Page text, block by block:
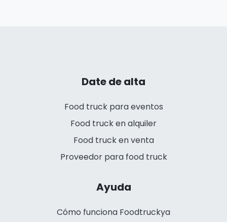
Date de alta
Food truck para eventos
Food truck en alquiler
Food truck en venta
Proveedor para food truck
Ayuda
Cómo funciona Foodtruckya